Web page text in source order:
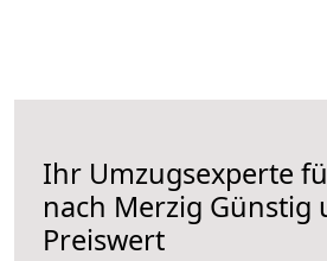
Ihr Umzugsexperte
nach Merzig Günstig
Preiswert